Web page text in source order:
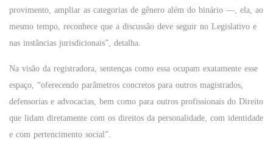
provimento, ampliar as categorias de gênero além do binário —, ela, ao
mesmo tempo, reconhece que a discussão deve seguir no Legislativo e
nas instâncias jurisdicionais”, detalha.
Na visão da registradora, sentenças como essa ocupam exatamente esse
espaço, “oferecendo parâmetros concretos para outros magistrados,
defensorias e advocacias, bem como para outros profissionais do Direito
que lidam diretamente com os direitos da personalidade, com identidade
e com pertencimento social”.